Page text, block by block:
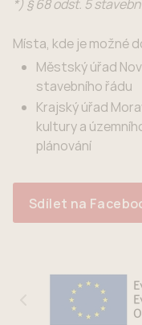
*) § 68 odst. 5
Místa, kde je možné
Městský úřad
stavebního řádu
Krajský úřad
kultury a
plánování
Sdílet na